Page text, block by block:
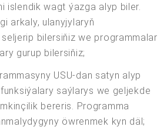
islendik wagt ýazga alyp biler.
arkaly, ulanyjylaryň
bilersiňiz we programmalar
gurup bilersiňiz;
USU-dan satyn alyp
saýlarys we geljekde
bereris. Programma
öwrenmek kyn däl;